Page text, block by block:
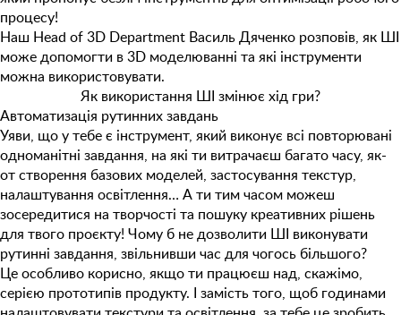
процесу!
Наш Head of 3D Department Василь Дяченко розповів, як ШІ
може допомогти в 3D моделюванні та які інструменти
можна використовувати.
Як використання ШІ змінює хід гри?
Автоматизація рутинних завдань
Уяви, що у тебе є інструмент, який виконує всі повторювані
одноманітні завдання, на які ти витрачаєш багато часу, як-
от створення базових моделей, застосування текстур,
налаштування освітлення… А ти тим часом можеш
зосередитися на творчості та пошуку креативних рішень
для твого проєкту! Чому б не дозволити ШІ виконувати
рутинні завдання, звільнивши час для чогось більшого?
Це особливо корисно, якщо ти працюєш над, скажімо,
серією прототипів продукту. І замість того, щоб годинами